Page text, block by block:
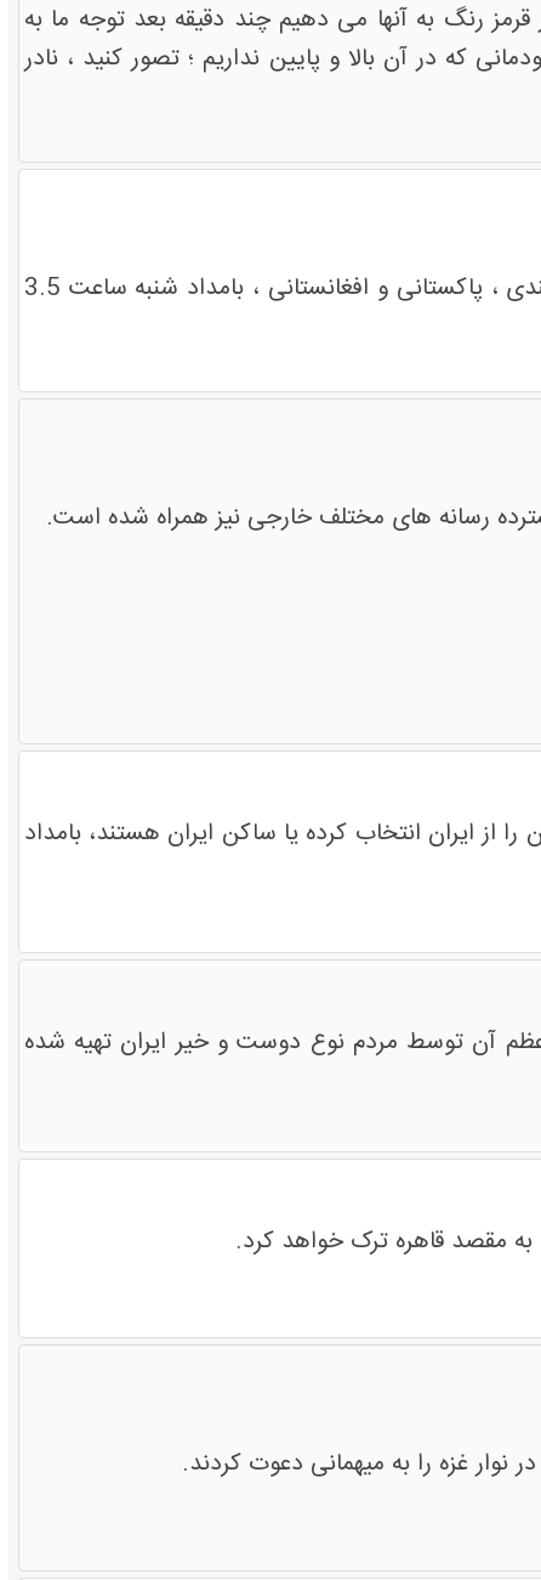
رنگ به آنها می دهیم چند دقیقه بعد توجه ما به
که در آن بالا و پایین نداریم ؛ تصور کنید ، نادر
مراسم استقبال از 11 تن از اعضای کاروان آسیایی شکست حصر غزه از ملیتهای هندی ‏، پاکستانی و افغانستانی ، بامداد شنبه ساعت 3.5
رسانه های مختلف خارجی نیز همراه شده است.
ایران انتخاب کرده یا ساکن ایران هستند، بامداد
آن توسط مردم نوع دوست و خیر ایران تهیه شده
به مقصد قاهره ترک خواهد کرد.